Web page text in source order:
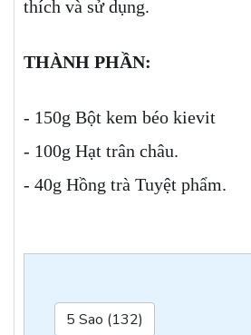
thích và sử dụng.
THÀNH PHẦN:
- 150g Bột kem béo kievit
- 100g Hạt trân châu.
- 40g Hồng trà Tuyệt phẩm.
5 Sao (132)